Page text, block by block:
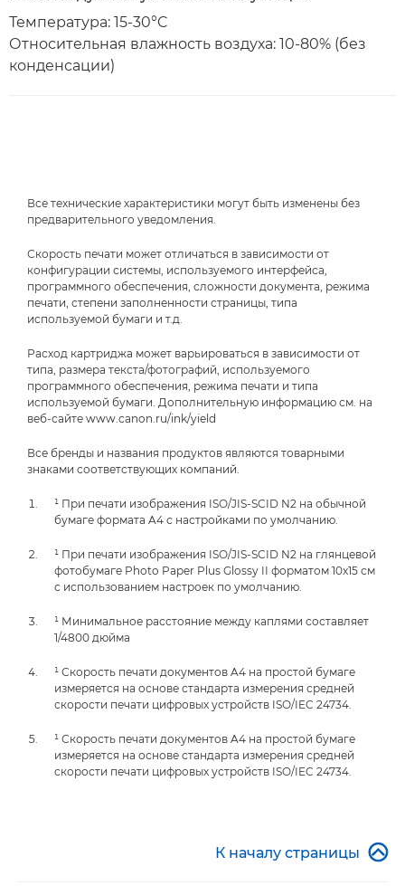
Температура: 15-30°C
Относительная влажность воздуха: 10-80% (без
конденсации)
Все технические характеристики могут быть изменены без
предварительного уведомления.
Скорость печати может отличаться в зависимости от
конфигурации системы, используемого интерфейса,
программного обеспечения, сложности документа, режима
печати, степени заполненности страницы, типа
используемой бумаги и т.д.
Расход картриджа может варьироваться в зависимости от
типа, размера текста/фотографий, используемого
программного обеспечения, режима печати и типа
используемой бумаги. Дополнительную информацию см. на
веб-сайте www.canon.ru/ink/yield
Все бренды и названия продуктов являются товарными
знаками соответствующих компаний.
¹ При печати изображения ISO/JIS-SCID N2 на обычной
бумаге формата A4 с настройками по умолчанию.
¹ При печати изображения ISO/JIS-SCID N2 на глянцевой
фотобумаге Photo Paper Plus Glossy II форматом 10x15 см
с использованием настроек по умолчанию.
¹ Минимальное расстояние между каплями составляет
1/4800 дюйма
¹ Скорость печати документов A4 на простой бумаге
измеряется на основе стандарта измерения средней
скорости печати цифровых устройств ISO/IEC 24734.
¹ Скорость печати документов A4 на простой бумаге
измеряется на основе стандарта измерения средней
скорости печати цифровых устройств ISO/IEC 24734.
К началу страницы 